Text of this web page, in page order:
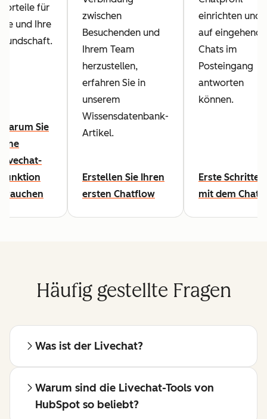
Vorteile für
Sie und Ihre
Kundschaft.
Warum Sie
eine
Livechat-
Funktion
brauchen
zwischen
Besuchenden und
Ihrem Team
herzustellen,
erfahren Sie in
unserem
Wissensdatenbank-
Artikel.
Erstellen Sie Ihren
ersten Chatflow
einrichten und
auf eingehende
Chats im
Posteingang
antworten
können.
Erste Schritte
mit dem Chat
Häufig gestellte Fragen
Was ist der Livechat?
Warum sind die Livechat-Tools von
HubSpot so beliebt?